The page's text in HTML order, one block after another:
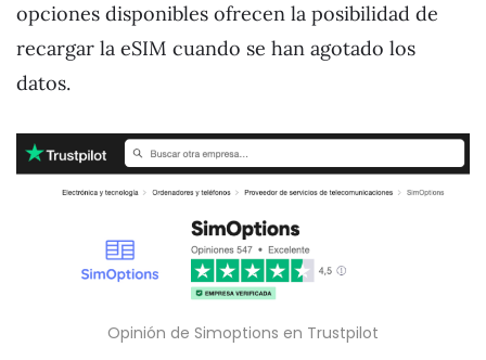
opciones disponibles ofrecen la posibilidad de
recargar la eSIM cuando se han agotado los
datos.
Opinión de Simoptions en Trustpilot